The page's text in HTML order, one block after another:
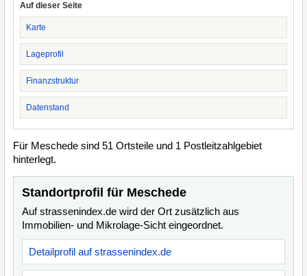
Auf dieser Seite
Karte
Lageprofil
Finanzstruktur
Datenstand
Für Meschede sind 51 Ortsteile und 1 Postleitzahlgebiet
hinterlegt.
Standortprofil für Meschede
Auf strassenindex.de wird der Ort zusätzlich aus
Immobilien- und Mikrolage-Sicht eingeordnet.
Detailprofil auf strassenindex.de